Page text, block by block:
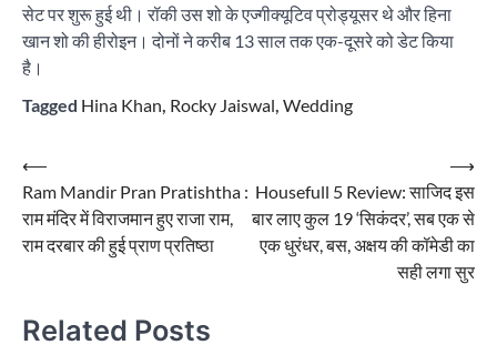
सेट पर शुरू हुई थी। रॉकी उस शो के एज्गीक्यूटिव प्रोड्यूसर थे और हिना
खान शो की हीरोइन। दोनों ने करीब 13 साल तक एक-दूसरे को डेट किया
है।
Tagged Hina Khan, Rocky Jaiswal, Wedding
Post
navigation
⟵
Ram Mandir Pran Pratishtha :
राम मंदिर में विराजमान हुए राजा राम,
राम दरबार की हुई प्राण प्रतिष्ठा
Housefull 5 Review: साजिद इस
बार लाए कुल 19 ‘सिकंदर’, सब एक से
एक धुरंधर, बस, अक्षय की कॉमेडी का
सही लगा सुर
⟶
Related Posts